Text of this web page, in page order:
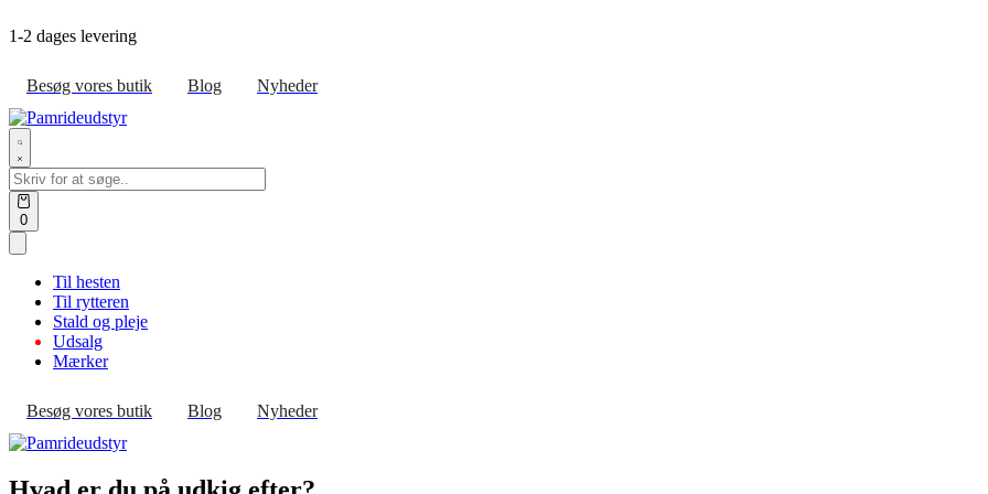
to
1-2 dages levering
Besøg vores butik Blog Nyheder
Search
for:
0Open
cart
Til hesten
Til rytteren
Stald og pleje
Udsalg
Mærker
Besøg vores butik Blog Nyheder